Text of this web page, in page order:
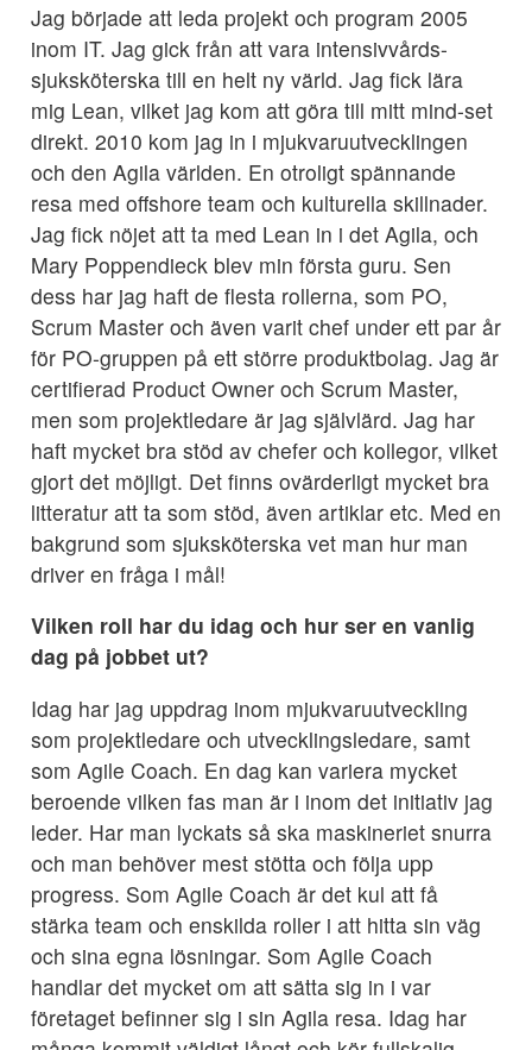
Jag började att leda projekt och program 2005
inom IT. Jag gick från att vara intensivvårds-
sjuksköterska till en helt ny värld. Jag fick lära
mig Lean, vilket jag kom att göra till mitt mind-set
direkt. 2010 kom jag in i mjukvaruutvecklingen
och den Agila världen. En otroligt spännande
resa med offshore team och kulturella skillnader.
Jag fick nöjet att ta med Lean in i det Agila, och
Mary Poppendieck blev min första guru. Sen
dess har jag haft de flesta rollerna, som PO,
Scrum Master och även varit chef under ett par år
för PO-gruppen på ett större produktbolag. Jag är
certifierad Product Owner och Scrum Master,
men som projektledare är jag självlärd. Jag har
haft mycket bra stöd av chefer och kollegor, vilket
gjort det möjligt. Det finns ovärderligt mycket bra
litteratur att ta som stöd, även artiklar etc. Med en
bakgrund som sjuksköterska vet man hur man
driver en fråga i mål!
Vilken roll har du idag och hur ser en vanlig
dag på jobbet ut?
Idag har jag uppdrag inom mjukvaruutveckling
som projektledare och utvecklingsledare, samt
som Agile Coach. En dag kan variera mycket
beroende vilken fas man är i inom det initiativ jag
leder. Har man lyckats så ska maskineriet snurra
och man behöver mest stötta och följa upp
progress. Som Agile Coach är det kul att få
stärka team och enskilda roller i att hitta sin väg
och sina egna lösningar. Som Agile Coach
handlar det mycket om att sätta sig in i var
företaget befinner sig i sin Agila resa. Idag har